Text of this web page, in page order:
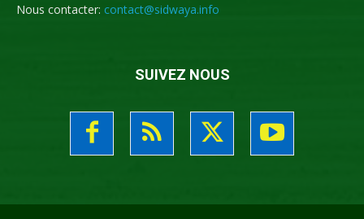
Nous contacter: contact@sidwaya.info
SUIVEZ NOUS